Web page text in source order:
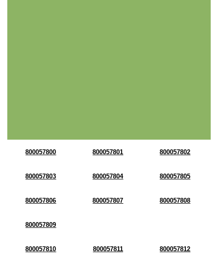
800057800 800057801 800057802
800057803 800057804 800057805
800057806 800057807 800057808
800057809
800057810 800057811 800057812